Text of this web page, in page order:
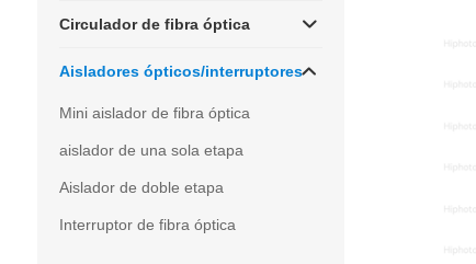
Circulador de fibra óptica
Aisladores ópticos/interruptores
Mini aislador de fibra óptica
aislador de una sola etapa
Aislador de doble etapa
Interruptor de fibra óptica